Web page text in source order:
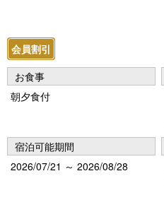
s
会員割引
お食事
朝夕食付
宿泊可能期間
2026/07/21 ～ 2026/08/28